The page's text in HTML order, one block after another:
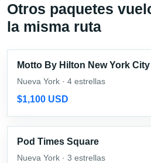
Otros paquetes
la misma ruta
Motto By Hilton New York
Nueva York · 4 estrellas
$1,100 USD
Pod Times Square
Nueva York · 3 estrellas